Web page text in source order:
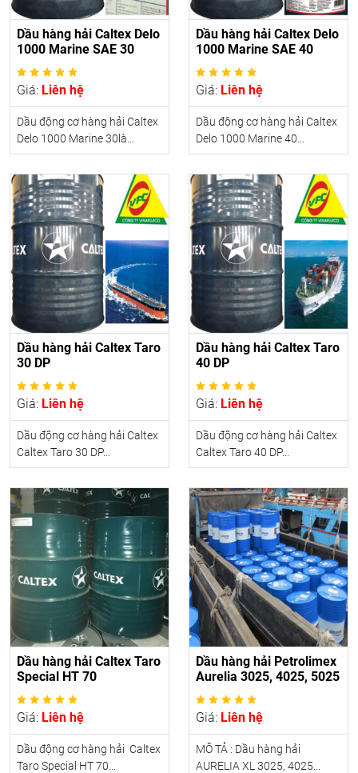
Dầu hàng hải Caltex Delo
1000 Marine SAE 30
Giá: Liên hệ
Dầu động cơ hàng hải Caltex
Delo 1000 Marine 30là...
Dầu hàng hải Caltex Delo
1000 Marine SAE 40
Giá: Liên hệ
Dầu động cơ hàng hải Caltex
Delo 1000 Marine 40...
Dầu hàng hải Caltex Taro
30 DP
Giá: Liên hệ
Dầu động cơ hàng hải Caltex
Caltex Taro 30 DP...
Dầu hàng hải Caltex Taro
40 DP
Giá: Liên hệ
Dầu động cơ hàng hải Caltex
Caltex Taro 40 DP...
Dầu hàng hải Caltex Taro
Special HT 70
Giá: Liên hệ
Dầu động cơ hàng hải Caltex
Taro Special HT 70...
Dầu hàng hải Petrolimex
Aurelia 3025, 4025, 5025
Giá: Liên hệ
MÔ TẢ : Dầu hàng hải
AURELIA XL 3025, 4025...